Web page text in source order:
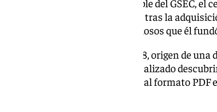
En la actualidad es el responsable del GSEC, el
Google tiene en Málaga, surgido tras la
de análisis de programas maliciosos que él
Cofundador de Hispasec en 1998, origen de
ciberseguridad en España, ha realizado
el primero gusano que afectaba al formato